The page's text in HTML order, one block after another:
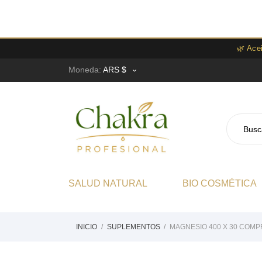
🌿
Moneda: ARS $ 
SALUD NATURAL BIO COSMÉTICA
INICIO SUPLEMENTOS MAGNESIO 400 X 30